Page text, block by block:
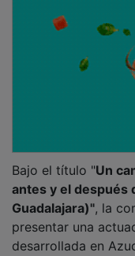
antes y el después
Guadalajara)", la
presentar una
desarrollada en